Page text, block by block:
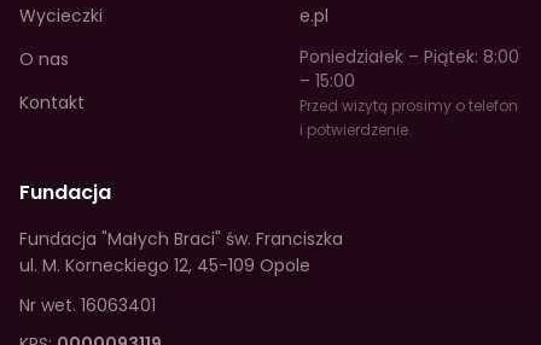
Wycieczki
O nas
Kontakt
e.pl
Poniedziałek – Piątek: 8:00
– 15:00
Przed wizytą prosimy o telefon
i potwierdzenie.
Fundacja
Fundacja "Małych Braci" św. Franciszka
ul. M. Korneckiego 12, 45-109 Opole
Nr wet. 16063401